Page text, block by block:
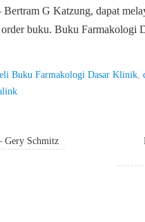
G Katzung, dapat
buku. Buku
Buku Farmakologi Dasar Klinik
Gery Schmitz